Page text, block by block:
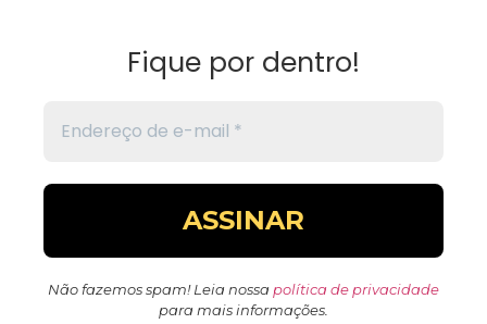
Fique por dentro!
Não fazemos spam! Leia nossa política de privacidade
para mais informações.